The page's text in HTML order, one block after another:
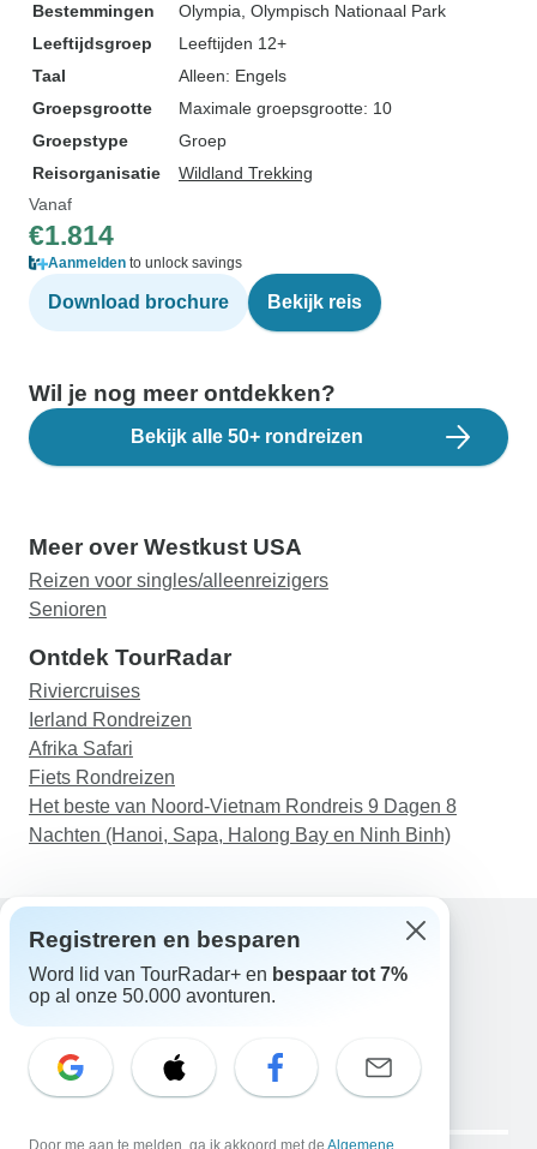
Bestemmingen
Olympia , Olympisch Nationaal Park
Leeftijdsgroep
Leeftijden 12+
Taal
Alleen: Engels
Groepsgrootte
Maximale groepsgrootte: 10
Groepstype
Groep
Reisorganisatie
Wildland Trekking
Vanaf
€1.814
Aanmelden to unlock savings
Download brochure Bekijk reis
Wil je nog meer ontdekken?
Bekijk alle 50+ rondreizen
Meer over Westkust USA
Reizen voor singles/alleenreizigers
Senioren
Ontdek TourRadar
Riviercruises
Ierland Rondreizen
Afrika Safari
Fiets Rondreizen
Het beste van Noord-Vietnam Rondreis 9 Dagen 8
Nachten (Hanoi, Sapa, Halong Bay en Ninh Binh)
Hulp
Neem contact met ons op
E-mail: support@tourradar.com
Taal selecteren
Copyright © TourRadar. Alle rechten voorbehouden.
Registreren en besparen
Word lid van TourRadar+ en bespaar tot 7%
op al onze 50.000 avonturen.
Door me aan te melden, ga ik akkoord met de Algemene